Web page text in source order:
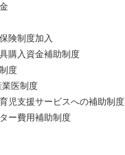
険制度加入
購入資金補助制度
度
医制度
児支援サービスへの補助制度
ー費用補助制度